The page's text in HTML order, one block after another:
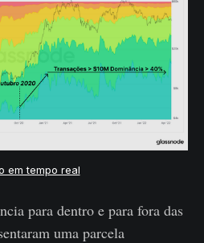
em tempo real
para dentro e para fora das
uma parcela